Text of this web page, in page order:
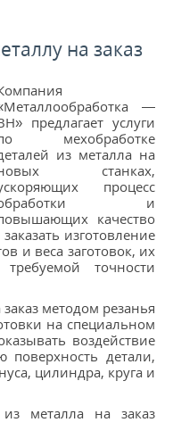
на заказ
—
предлагает услуги
мехобработке
из металла на
станках,
процесс
и
качество
изготовление
и веса заготовок, их
точности
методом резанья
на специальном
воздействие
детали,
цилиндра, круга и
из металла на заказ